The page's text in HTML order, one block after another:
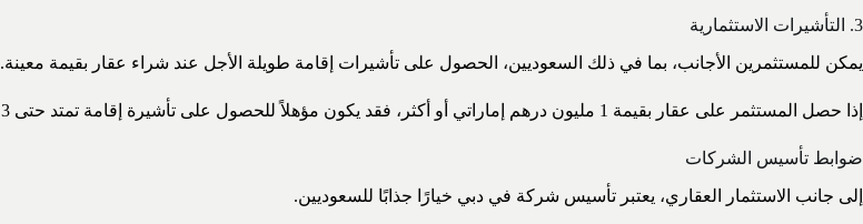
3. التأشيرات الاستثمارية
يمكن للمستثمرين الأجانب، بما في ذلك السعوديين، الحصول على تأشيرات إقامة طويلة الأجل عند شراء عقار بقيمة معينة.
إذا حصل المستثمر على عقار بقيمة 1 مليون درهم إماراتي أو أكثر، فقد يكون مؤهلاً للحصول على تأشيرة إقامة تمتد حتى 3 سنوات.
ضوابط تأسيس الشركات
إلى جانب الاستثمار العقاري، يعتبر تأسيس شركة في دبي خيارًا جذابًا للسعوديين.